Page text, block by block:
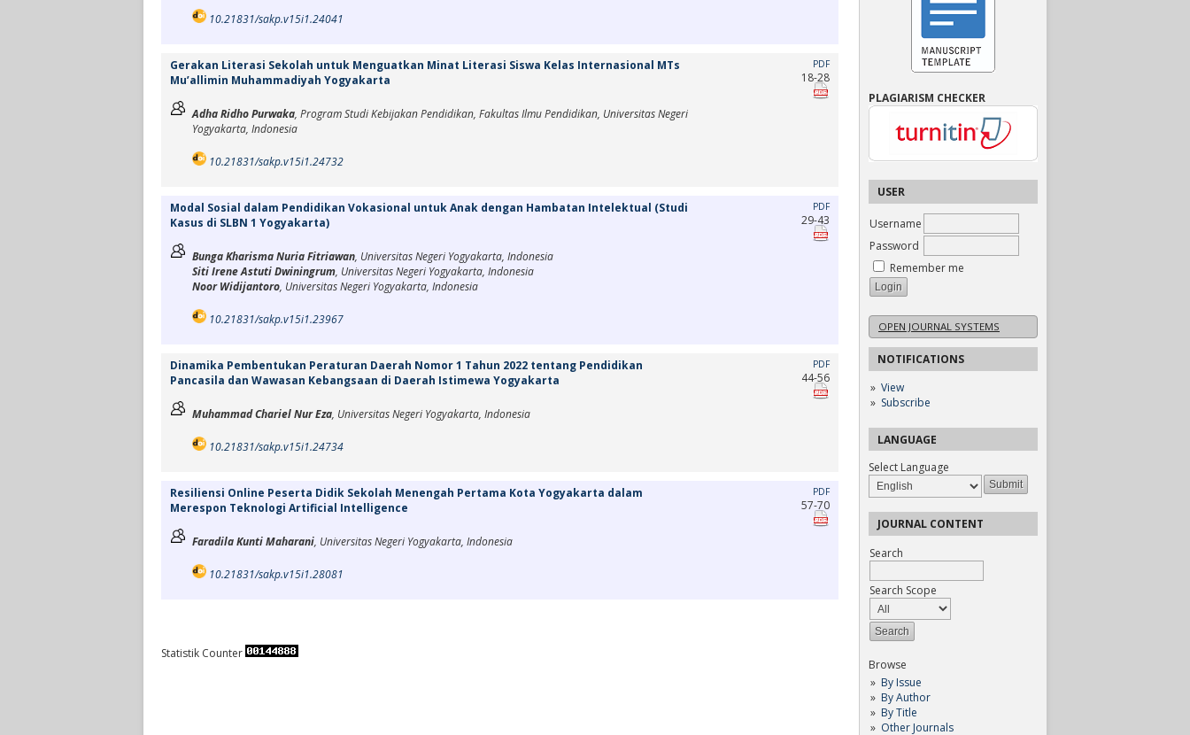
PLAGIARISM CHECKER
USER
Username
Password
Remember me
OPEN JOURNAL SYSTEMS
NOTIFICATIONS
View
Subscribe
LANGUAGE
Select Language
JOURNAL CONTENT
Search
Search Scope
Browse
By Issue
By Author
By Title
Other Journals
10.21831/sakp.v15i1.24041
Gerakan Literasi Sekolah untuk Menguatkan Minat Literasi Siswa Kelas Internasional MTs
Mu’allimin Muhammadiyah Yogyakarta
Adha Ridho Purwaka, Program Studi Kebijakan Pendidikan, Fakultas Ilmu Pendidikan, Universitas Negeri
Yogyakarta, Indonesia
10.21831/sakp.v15i1.24732
PDF
18-28
Modal Sosial dalam Pendidikan Vokasional untuk Anak dengan Hambatan Intelektual (Studi
Kasus di SLBN 1 Yogyakarta)
Bunga Kharisma Nuria Fitriawan, Universitas Negeri Yogyakarta, Indonesia
Siti Irene Astuti Dwiningrum, Universitas Negeri Yogyakarta, Indonesia
Noor Widijantoro, Universitas Negeri Yogyakarta, Indonesia
10.21831/sakp.v15i1.23967
PDF
29-43
Dinamika Pembentukan Peraturan Daerah Nomor 1 Tahun 2022 tentang Pendidikan
Pancasila dan Wawasan Kebangsaan di Daerah Istimewa Yogyakarta
Muhammad Chariel Nur Eza, Universitas Negeri Yogyakarta, Indonesia
10.21831/sakp.v15i1.24734
PDF
44-56
Resiliensi Online Peserta Didik Sekolah Menengah Pertama Kota Yogyakarta dalam
Merespon Teknologi Artificial Intelligence
Faradila Kunti Maharani, Universitas Negeri Yogyakarta, Indonesia
10.21831/sakp.v15i1.28081
PDF
57-70
Statistik Counter